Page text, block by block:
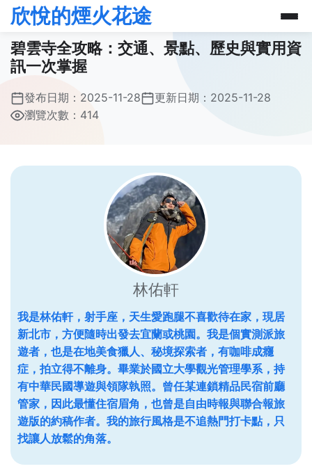
欣悅的煙火花途
碧雲寺全攻略：交通、景點、歷史與實用資
訊一次掌握
發布日期： 2025-11-28 更新日期： 2025-11-28
瀏覽次數：414
林佑軒
我是林佑軒，射手座，天生愛跑腿不喜歡待在家，現居
新北市，方便隨時出發去宜蘭或桃園。我是個實測派旅
遊者，也是在地美食獵人、秘境探索者，有咖啡成癮
症，拍立得不離身。畢業於國立大學觀光管理學系，持
有中華民國導遊與領隊執照。曾任某連鎖精品民宿前廳
管家，因此最懂住宿眉角，也曾是自由時報與聯合報旅
遊版的約稿作者。我的旅行風格是不追熱門打卡點，只
找讓人放鬆的角落。